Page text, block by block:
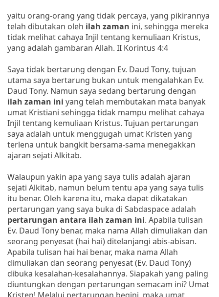
yaitu orang-orang yang tidak percaya, yang pikirannya
telah dibutakan oleh ilah zaman ini, sehingga mereka
tidak melihat cahaya Injil tentang kemuliaan Kristus,
yang adalah gambaran Allah. II Korintus 4:4
Saya tidak bertarung dengan Ev. Daud Tony, tujuan
utama saya bertarung bukan untuk mengalahkan Ev.
Daud Tony. Namun saya sedang bertarung dengan
ilah zaman ini yang telah membutakan mata banyak
umat Kristiani sehingga tidak mampu melihat cahaya
Injil tentang kemuliaan Kristus. Tujuan pertarungan
saya adalah untuk menggugah umat Kristen yang
terlena untuk bangkit bersama-sama menegakkan
ajaran sejati Alkitab.
Walaupun yakin apa yang saya tulis adalah ajaran
sejati Alkitab, namun belum tentu apa yang saya tulis
itu benar. Oleh karena itu, maka dapat dikatakan
pertarungan yang saya buka di Sabdaspace adalah
pertarungan antara ilah zaman ini. Apabila tulisan
Ev. Daud Tony benar, maka nama Allah dimuliakan dan
seorang penyesat (hai hai) ditelanjangi abis-abisan.
Apabila tulisan hai hai benar, maka nama Allah
dimuliakan dan seorang penyesat (Ev. Daud Tony)
dibuka kesalahan-kesalahannya. Siapakah yang paling
diuntungkan dengan pertarungan semacam ini? Umat
Kristen! Melalui pertarungan begini, maka umat